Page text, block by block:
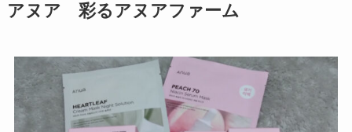
アヌア 彩るアヌアファーム